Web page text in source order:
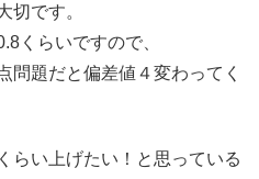
切です。
くらいですので、
問題だと偏差値４変わってく
らい上げたい！と思っている